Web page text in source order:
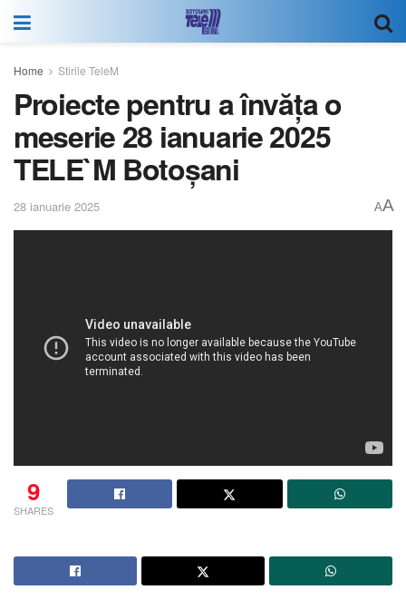
Home Stirile TeleM
Proiecte pentru a învăța o
meserie 28 ianuarie 2025
TELE`M Botoșani
28 ianuarie 2025 AA
9
SHARES